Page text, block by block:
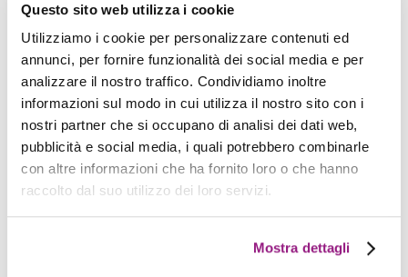
Questo sito web utilizza i cookie
Utilizziamo i cookie per personalizzare contenuti ed
annunci, per fornire funzionalità dei social media e per
analizzare il nostro traffico. Condividiamo inoltre
informazioni sul modo in cui utilizza il nostro sito con i
nostri partner che si occupano di analisi dei dati web,
pubblicità e social media, i quali potrebbero combinarle
con altre informazioni che ha fornito loro o che hanno
raccolto dal suo utilizzo dei loro servizi.
Mostra dettagli
(Server Message Block 1) che è un protocollo di
rete ormai obsoleto utilizzato per la condivisione
di file e la comunicazione tra computer su reti
Windows. Purtroppo o forse per fortuna volendo
tenere il focus sul rinnovamento, i problemi di
sicurezza ne hanno reso sconsigliato l'uso negli
ambienti moderni. Questo protocollo presenta
vari limiti, a partire dalla vulnerabilitá in termini di